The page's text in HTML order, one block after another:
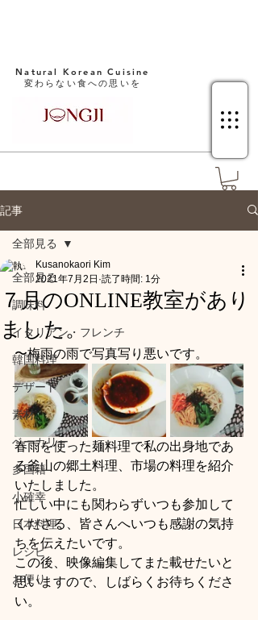
Natural Korean Cuisine​
変わらない食への思いを
記事
全部見る
調味料
イタリアン・フレンチ
韓国料理
デザート
素材
ベーカリー
多国籍
小確幸
日本料理
レシピ
お便り
全部見る
７月のONLINE教室があり
ました。
Kusanokaori Kim
2021年7月2日 読了時間: 1分
〜梅雨の雨で写真写り悪いです。
春雨を使った麺料理で私の出身地であ
る釜山の郷土料理、市場の料理を紹介
いたしました。
忙しい中にも関わらずいつも参加して
くださる、皆さんへいつも感謝の気持
ちを伝えたいです。
この後、映像編集してまた載せたいと
思いますので、しばらくお待ちくださ
い。